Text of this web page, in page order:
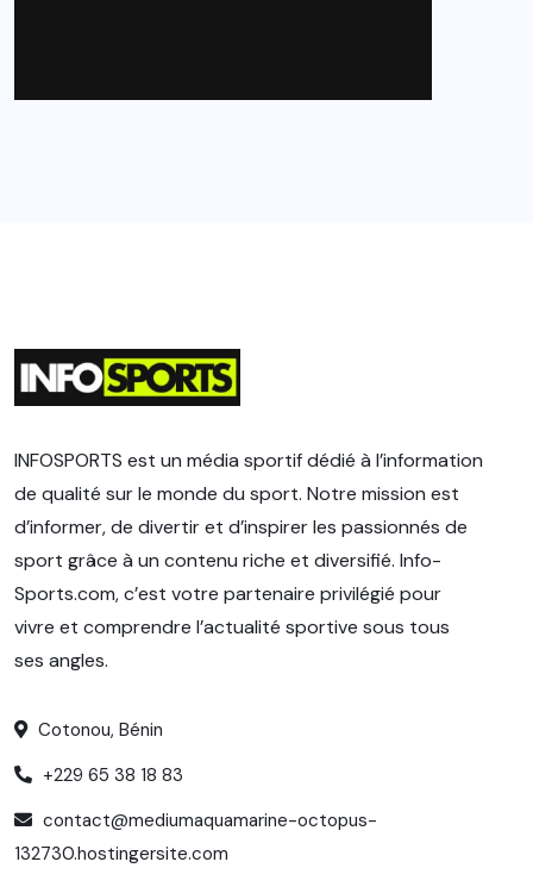
INFOSPORTS est un média sportif dédié à l’information
de qualité sur le monde du sport. Notre mission est
d’informer, de divertir et d’inspirer les passionnés de
sport grâce à un contenu riche et diversifié. Info-
Sports.com, c’est votre partenaire privilégié pour
vivre et comprendre l’actualité sportive sous tous
ses angles.
Cotonou, Bénin
+229 65 38 18 83
contact@mediumaquamarine-octopus-
132730.hostingersite.com